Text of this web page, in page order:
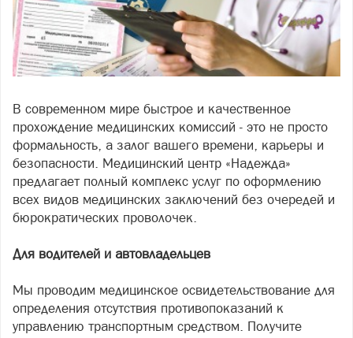
В современном мире быстрое и качественное
прохождение медицинских комиссий - это не просто
формальность, а залог вашего времени, карьеры и
безопасности. Медицинский центр «Надежда»
предлагает полный комплекс услуг по оформлению
всех видов медицинских заключений без очередей и
бюрократических проволочек.
Для водителей и автовладельцев
Мы проводим медицинское освидетельствование для
определения отсутствия противопоказаний к
управлению транспортным средством. Получите